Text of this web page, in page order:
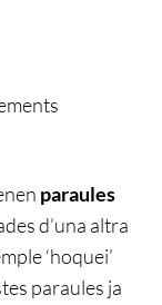
paraules
d’una altra
‘hoquei’
paraules ja